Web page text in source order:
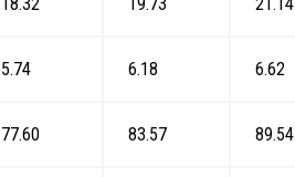
5.74 6.18 6.62
77.60 83.57 89.54